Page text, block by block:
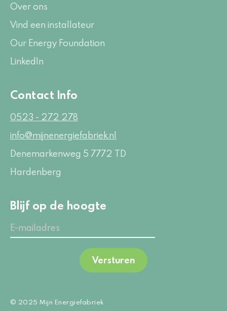
Over ons
Vind een installateur
Our Energy Foundation
LinkedIn
Contact Info
0523 - 272 278
info@mijnenergiefabriek.nl
Denemarkenweg 5 7772 TD
Hardenberg
Blijf op de hoogte
Versturen
© 2025 Mijn Energiefabriek